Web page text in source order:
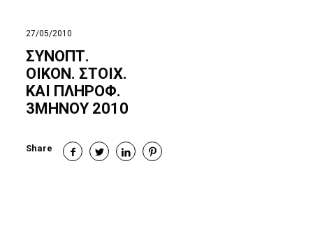
27/05/2010
ΣΥΝΟΠΤ.
ΟΙΚΟΝ. ΣΤΟΙΧ.
ΚΑΙ ΠΛΗΡΟΦ.
3ΜΗΝΟΥ 2010
Share